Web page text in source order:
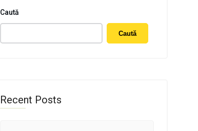
Caută
Caută
Recent Posts